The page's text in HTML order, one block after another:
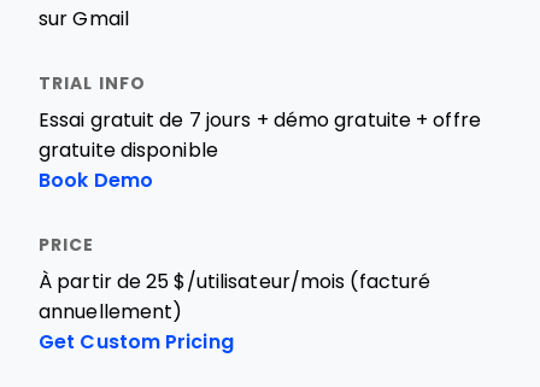
sur Gmail
Essai gratuit de 7 jours + démo gratuite + offre
gratuite disponible
Book Demo
À partir de 25 $/utilisateur/mois (facturé
annuellement)
Get Custom Pricing